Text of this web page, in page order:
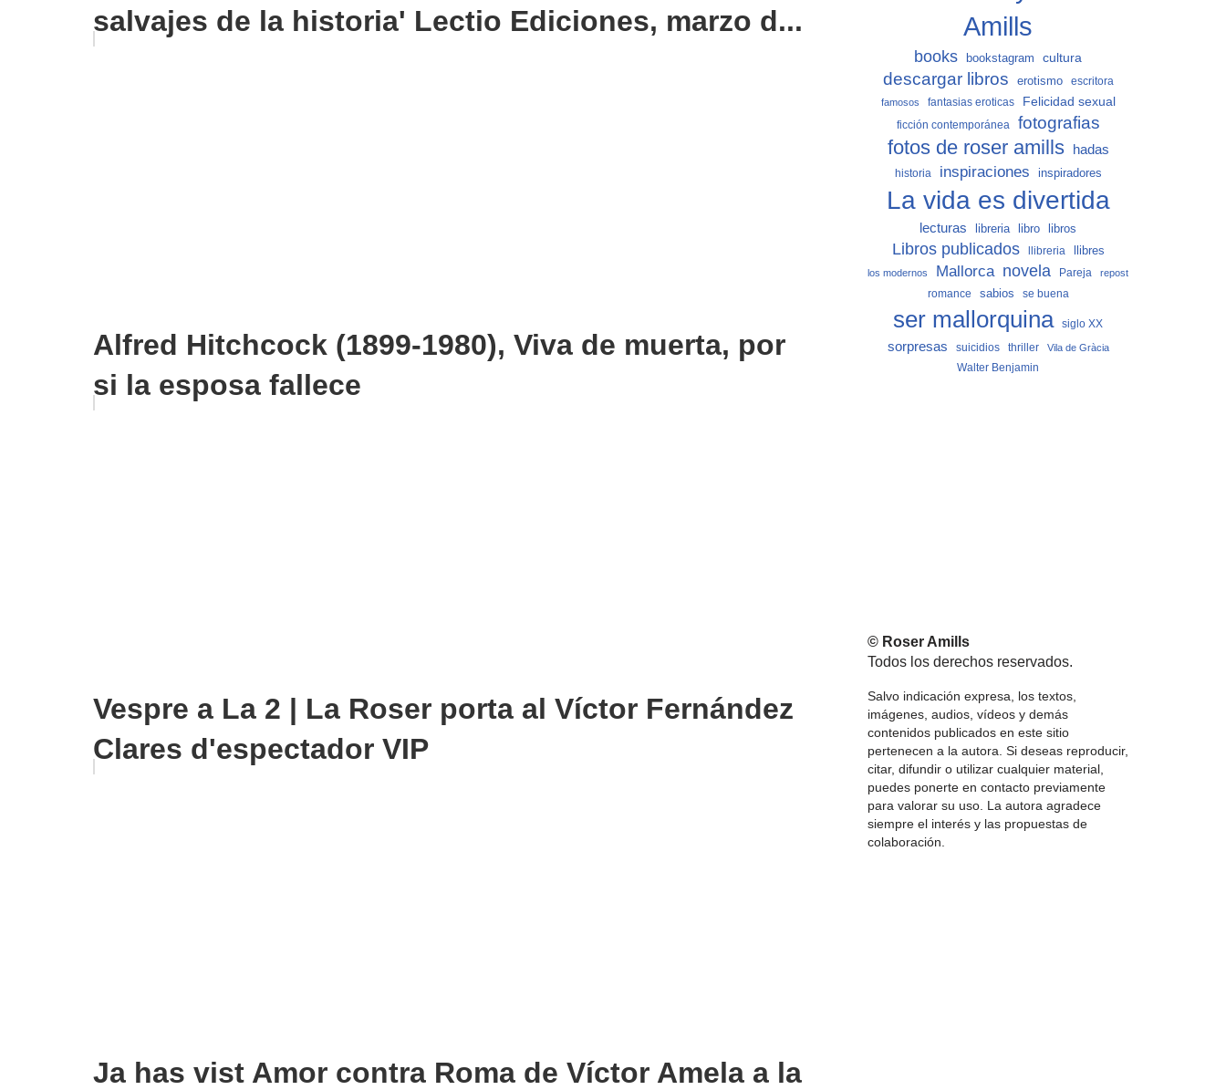
salvajes de la historia' Lectio Ediciones, marzo d...
Alfred Hitchcock (1899-1980), Viva de muerta, por
si la esposa fallece
Vespre a La 2 | La Roser porta al Víctor Fernández
Clares d'espectador VIP
Ja has vist Amor contra Roma de Víctor Amela a la
Amills
books bookstagram cultura
descargar libros erotismo escritora
famosos fantasias eroticas Felicidad sexual
ficción contemporánea fotografias
fotos de roser amills hadas
historia inspiraciones inspiradores
La vida es divertida
lecturas libreria libro libros
Libros publicados llibreria llibres
los modernos Mallorca novela Pareja repost
romance sabios se buena
ser mallorquina siglo XX
sorpresas suicidios thriller
Vila de Gràcia
Walter Benjamin
© Roser Amills
Todos los derechos reservados.
Salvo indicación expresa, los textos,
imágenes, audios, vídeos y demás
contenidos publicados en este sitio
pertenecen a la autora. Si deseas reproducir,
citar, difundir o utilizar cualquier material,
puedes ponerte en contacto previamente
para valorar su uso. La autora agradece
siempre el interés y las propuestas de
colaboración.